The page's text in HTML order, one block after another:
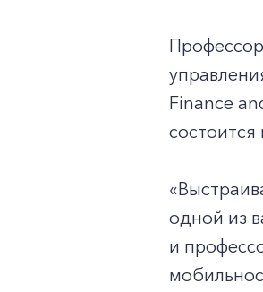
Finance
одной из
и